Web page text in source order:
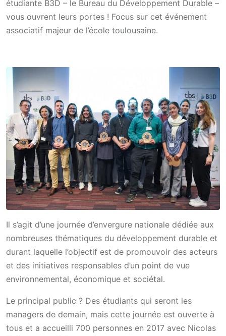
étudiante B3D – le Bureau du Développement Durable –
vous ouvrent leurs portes ! Focus sur cet événement
associatif majeur de l’école toulousaine.
Il s’agit d’une journée d’envergure nationale dédiée aux
nombreuses thématiques du développement durable et
durant laquelle l’objectif est de promouvoir des acteurs
et des initiatives responsables d’un point de vue
environnemental, économique et sociétal.
Le principal public ? Des étudiants qui seront les
managers de demain, mais cette journée est ouverte à
tous et a accueilli 700 personnes en 2017 avec Nicolas